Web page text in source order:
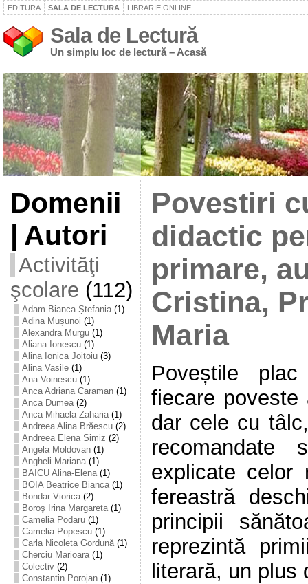
EDITURA SALA DE LECTURA LIBRARIE ONLINE
Sala de Lectură
Un simplu loc de lectură – Acasă
Domenii
| Autori
Activităţi
şcolare (112)
Adam Bianca Ștefania(1)
Adina Mușunoi (1)
Alexandra Murgu(1)
Aliana Ionescu(1)
Alina Ionica Joițoiu(3)
Alina Vasile(1)
Ana Voinescu(1)
Anca Adriana Caraman(1)
Anca Dumea(2)
Anca Mihaela Zaharia(1)
Andreea Alina Brăescu(2)
Andreea Elena Simiz (2)
Angela Moldovan(1)
Angheli Mariana(1)
BAICU Alina-Elena(1)
BOIA Beatrice Bianca(1)
Bondar Viorica(2)
Boroş Irina Margareta(1)
Camelia Podaru(1)
Camelia Popescu(1)
Carla Nicoleta Gordună(1)
Cherciu Marioara(1)
Colectiv(2)
Constantin Porojan(1)
Povestiri
didactic
primare,
Cristina,
Maria
Poveștile
fiecare
dar cele cu
explicate celor
fereastră
principii
reprezintă
literară, un